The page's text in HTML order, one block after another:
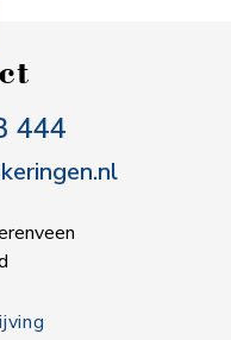
444